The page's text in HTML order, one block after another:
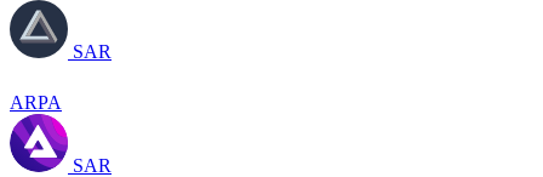
SAR
ARPA
SAR